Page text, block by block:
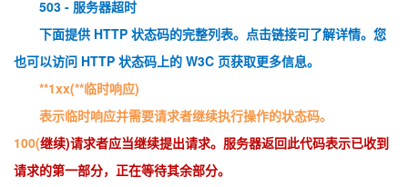
503 - 服务器超时
下面提供 HTTP 状态码的完整列表。点击链接可了解详情。您
也可以访问 HTTP 状态码上的 W3C 页获取更多信息。
**1xx(**临时响应)
表示临时响应并需要请求者继续执行操作的状态码。
100(继续)请求者应当继续提出请求。服务器返回此代码表示已收到
请求的第一部分，正在等待其余部分。